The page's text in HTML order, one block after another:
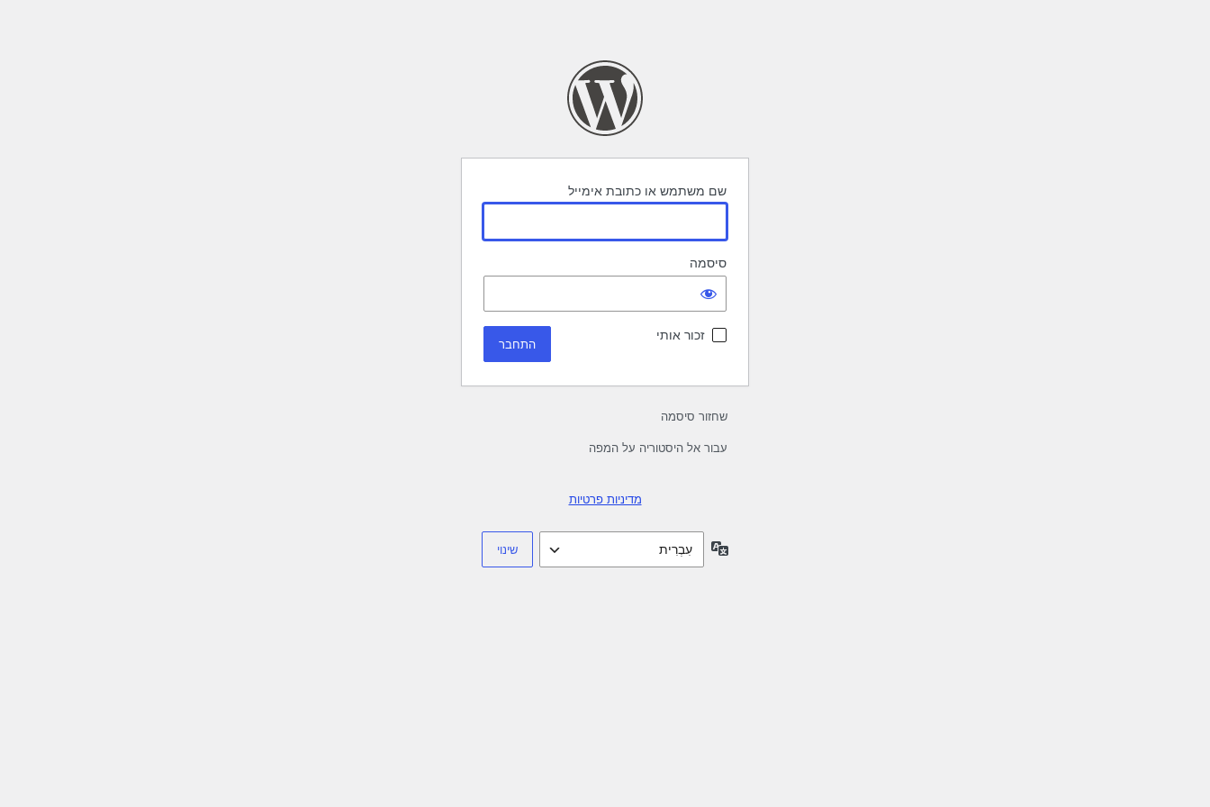
שם משתמש או כתובת אימייל
סיסמה
זכור אותי
שחזור סיסמה
עבור אל היסטוריה על המפה
מדיניות פרטיות
שפה